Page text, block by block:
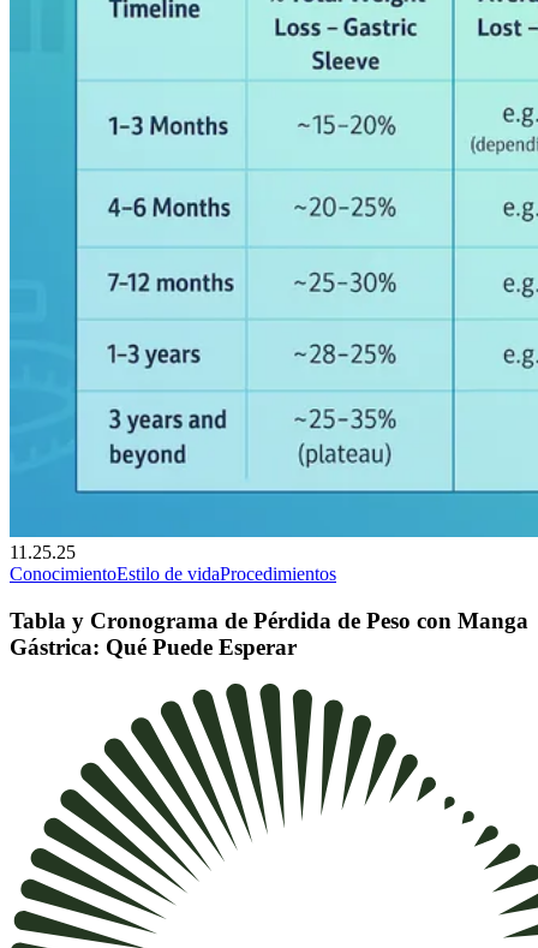
11.25.25
ConocimientoEstilo de vidaProcedimientos
Tabla y Cronograma de Pérdida de Peso con Manga
Gástrica: Qué Puede Esperar